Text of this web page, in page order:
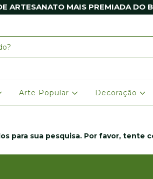
ARTESANATO MAIS PREMIADA DO
Arte Popular Decoração
para sua pesquisa. Por favor, tente